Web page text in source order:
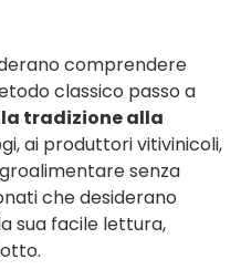
comprendere
classico passo a
tradizione alla
ai produttori vitivinicoli,
senza
che desiderano
sua facile lettura,